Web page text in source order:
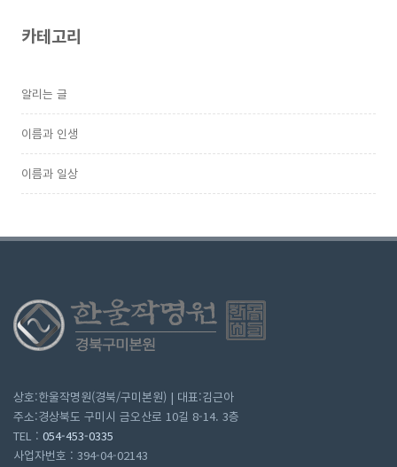
카테고리
알리는 글
이름과 인생
이름과 일상
상호:한울작명원(경북/구미본원) | 대표:김근아
주소:경상북도 구미시 금오산로 10길 8-14. 3층
TEL : 054-453-0335
사업자번호 : 394-04-02143